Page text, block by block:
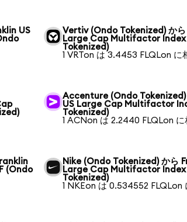
US
Vertiv (Ondo Tokenized) から
Large Cap Multifactor Index
Tokenized)
1 VRTon は 3.4453 FLQLon に
Accenture (Ondo Tokenized)
US Large Cap Multifactor
Tokenized)
1 ACNon は 2.2440 FLQLon に
(Ondo
Nike (Ondo Tokenized) から
Large Cap Multifactor Index
Tokenized)
1 NKEon は 0.534552 FLQLon